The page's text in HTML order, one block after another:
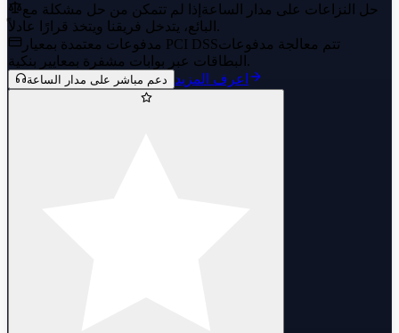
حل النزاعات على مدار الساعة إذا لم تتمكن من حل مشكلة مع
البائع، يتدخل فريقنا ويتخذ قرارًا عادلاً.
مدفوعات معتمدة بمعيار PCI DSSتتم معالجة مدفوعات
البطاقات عبر بوابات مشفرة بمعايير بنكية.
دعم مباشر على مدار الساعة اعرف المزيد